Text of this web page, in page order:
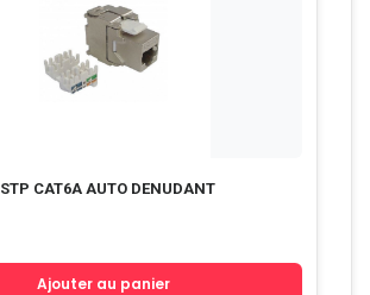
NOYAU RJ45 STP CAT6A AUTO DENUDANT
Ajouter au panier